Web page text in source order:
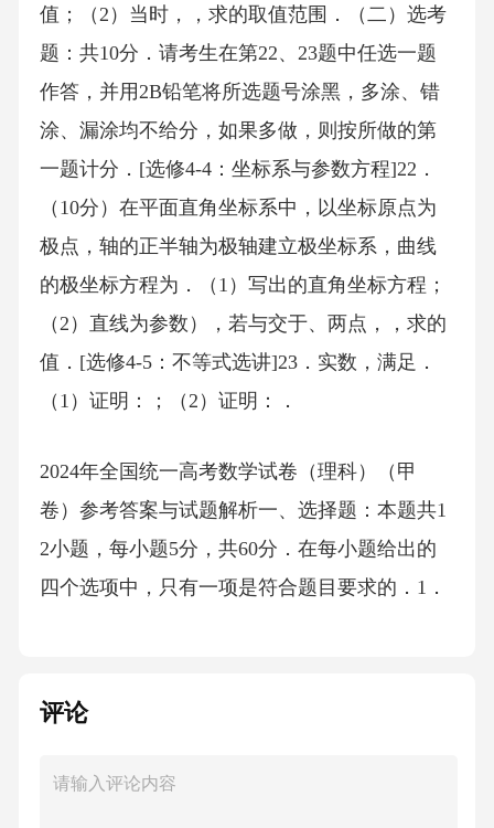
值；（2）当时，，求的取值范围．（二）选考
题：共10分．请考生在第22、23题中任选一题
作答，并用2B铅笔将所选题号涂黑，多涂、错
涂、漏涂均不给分，如果多做，则按所做的第
一题计分．[选修4-4：坐标系与参数方程]22．
（10分）在平面直角坐标系中，以坐标原点为
极点，轴的正半轴为极轴建立极坐标系，曲线
的极坐标方程为．（1）写出的直角坐标方程；
（2）直线为参数），若与交于、两点，，求的
值．[选修4-5：不等式选讲]23．实数，满足．
（1）证明：；（2）证明：．
2024年全国统一高考数学试卷（理科）（甲
卷）参考答案与试题解析一、选择题：本题共1
2小题，每小题5分，共60分．在每小题给出的
四个选项中，只有一项是符合题目要求的．1．
5，，，则A．，4， B．，4， C．，2， D．，
16，25，，所以，3，．故选：．3．若实数，
评论